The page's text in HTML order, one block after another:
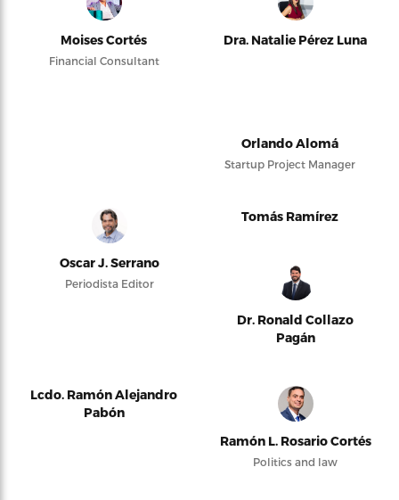
Moises Cortés
Financial Consultant
Dra. Natalie Pérez Luna
Orlando Alomá
Startup Project Manager
Oscar J. Serrano
Periodista Editor
Tomás Ramírez
Dr. Ronald Collazo
Pagán
Lcdo. Ramón Alejandro
Pabón
Ramón L. Rosario Cortés
Politics and law